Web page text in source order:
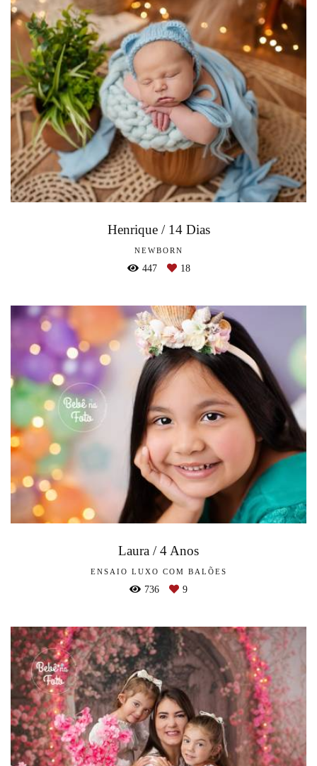
Henrique / 14 Dias
NEWBORN
447 18
Laura / 4 Anos
ENSAIO LUXO COM BALÕES
736 9